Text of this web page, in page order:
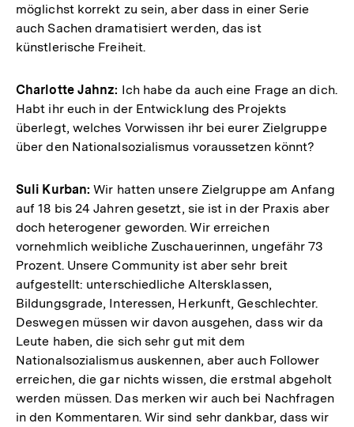
möglichst korrekt zu sein, aber dass in einer Serie
auch Sachen dramatisiert werden, das ist
künstlerische Freiheit.
Charlotte Jahnz: Ich habe da auch eine Frage an dich.
Habt ihr euch in der Entwicklung des Projekts
überlegt, welches Vorwissen ihr bei eurer Zielgruppe
über den Nationalsozialismus voraussetzen könnt?
Suli Kurban: Wir hatten unsere Zielgruppe am Anfang
auf 18 bis 24 Jahren gesetzt, sie ist in der Praxis aber
doch heterogener geworden. Wir erreichen
vornehmlich weibliche Zuschauerinnen, ungefähr 73
Prozent. Unsere Community ist aber sehr breit
aufgestellt: unterschiedliche Altersklassen,
Bildungsgrade, Interessen, Herkunft, Geschlechter.
Deswegen müssen wir davon ausgehen, dass wir da
Leute haben, die sich sehr gut mit dem
Nationalsozialismus auskennen, aber auch Follower
erreichen, die gar nichts wissen, die erstmal abgeholt
werden müssen. Das merken wir auch bei Nachfragen
in den Kommentaren. Wir sind sehr dankbar, dass wir